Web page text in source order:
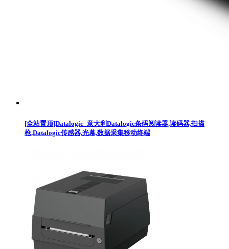
[全站置顶]Datalogic_意大利Datalogic条码阅读器,读码器,扫描
枪,Datalogic传感器,光幕,数据采集移动终端